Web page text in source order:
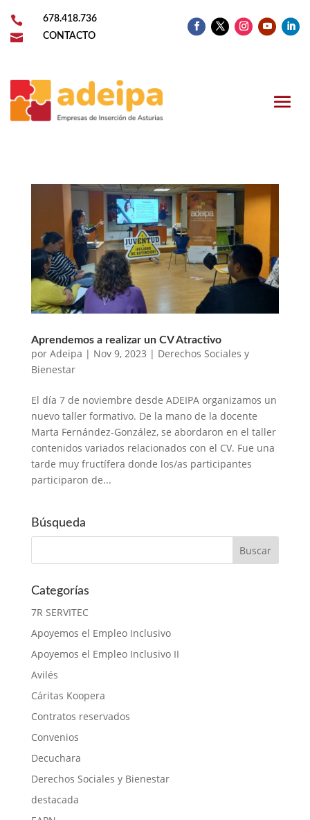
 678.418.736
 CONTACTO
Aprendemos a realizar un CV Atractivo
por Adeipa | Nov 9, 2023 | Derechos Sociales y
Bienestar
El día 7 de noviembre desde ADEIPA organizamos un
nuevo taller formativo. De la mano de la docente
Marta Fernández-González, se abordaron en el taller
contenidos variados relacionados con el CV. Fue una
tarde muy fructífera donde los/as participantes
participaron de...
Búsqueda
Categorías
7R SERVITEC
Apoyemos el Empleo Inclusivo
Apoyemos el Empleo Inclusivo II
Avilés
Cáritas Koopera
Contratos reservados
Convenios
Decuchara
Derechos Sociales y Bienestar
destacada